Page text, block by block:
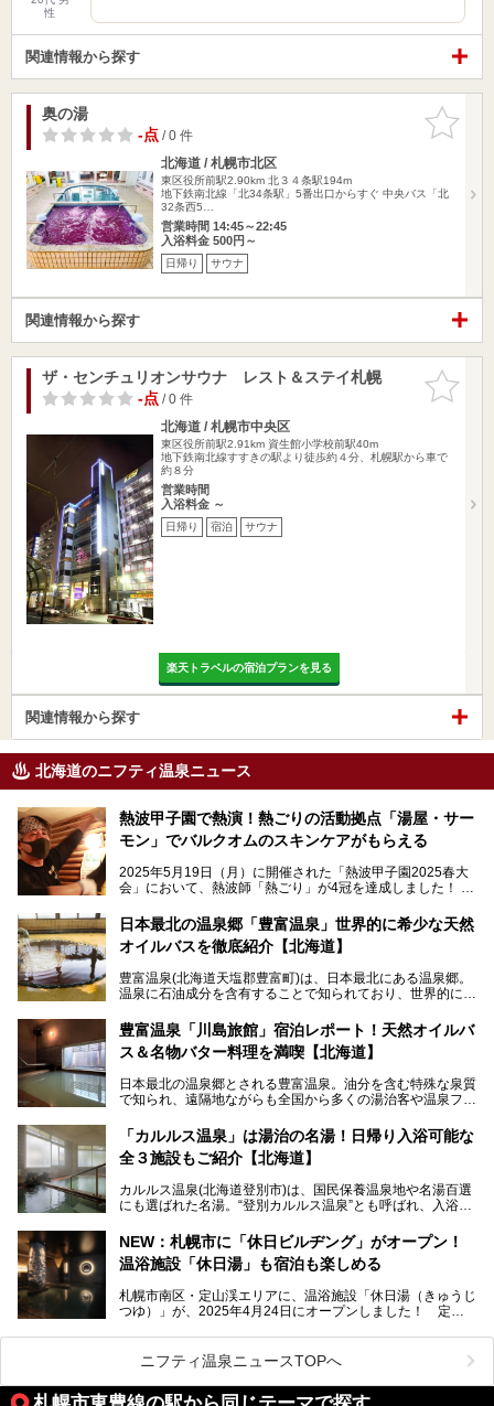
性
関連情報から探す
お気に入
りに追加
奥の湯
-点/ 0 件
北海道 / 札幌市北区
東区役所前駅2.90km 北３４条駅194m
地下鉄南北線「北34条駅」5番出口からすぐ 中央バス「北
32条西5…
営業時間 14:45～22:45
入浴料金 500円～
日帰り サウナ
関連情報から探す
お気に入
りに追加
ザ・センチュリオンサウナ レスト＆ステイ札幌
-点/ 0 件
北海道 / 札幌市中央区
東区役所前駅2.91km 資生館小学校前駅40m
地下鉄南北線すすきの駅より徒歩約４分、札幌駅から車で
約８分
営業時間
入浴料金 ～
日帰り 宿泊 サウナ
楽天トラベルの宿泊プランを見る
関連情報から探す
北海道のニフティ温泉ニュース
熱波甲子園で熱演！熱ごりの活動拠点「湯屋・サー
モン」でバルクオムのスキンケアがもらえる
2025年5月19日（月）に開催された「熱波甲子園2025春大
会」において、熱波師「熱ごり」が4冠を達成しました！
動拠点である北海道の銭湯「湯屋・サーモン」にて、メンズ
スキンケアブランド バルクオムの「ONE DAY KIT」を数量
限定でプレゼントいたします。
で、ぜひお試しください。※6月13日配布開始、なくなり次
第終了
───
提供元：株式会社バルクオム【PR】
この記事は株式会社バルクオム商品のPR記事です。
日本最北の温泉郷「豊富温泉」世界的に希少な天然
オイルバスを徹底紹介【北海道】
豊富温泉(北海道天塩郡豊富町)は、日本最北にある温泉郷。
温泉に石油成分を含有することで知られており、世界的にも
に特効があると言われ、遠隔地ながらも全国から湯治・療養
目的で多くの人々が訪れます。
地体験し、独自の視点で豊富温泉の“天然オイルバス”をレポ
ート。温泉地概要や日帰り入浴施設をはじめ、宿泊施設・ア
豊富温泉「川島旅館」宿泊レポート！天然オイルバ
ス＆名物バター料理を満喫【北海道】
日本最北の温泉郷とされる豊富温泉。油分を含む特殊な泉質
で知られ、遠隔地ながらも全国から多くの湯治客や温泉ファ
「川島旅館」は、豊富温泉の開湯当初から営業する老舗旅
館。とりわけ温泉の良さと名物のバター料理に定評があり、
の温泉や料理をはじめ、パブリックスペース・客室など宿の
全貌を徹底的にご紹介します！
「カルルス温泉」は湯治の名湯！日帰り入浴可能な
全３施設もご紹介【北海道】
カルルス温泉(北海道登別市)は、国民保養温泉地や名湯百選
にも選ばれた名湯。“登別カルルス温泉”とも呼ばれ、入浴剤
豊かな登別温泉とは対照的な存在で、今も湯治場的な要素が
残る閑静な温泉地です。
地体験し、カルルス温泉をご紹介。温泉地の概要や泉質解説
をはじめ、日帰り入浴可能な全３施設の紹介・周辺観光・ア
NEW：札幌市に「休日ビルヂング」がオープン！
温浴施設「休日湯」も宿泊も楽しめる
札幌市南区・定山渓エリアに、温浴施設「休日湯（きゅうじ
つゆ）」が、2025年4月24日にオープンしました！ 定山
この施設は、温泉・サウナの「休日湯」・ラウンジの「THE
LOUNGE DAYOF」・グルメ「休日洋麺店」・ホテル「エク
スクラメーションホテル」で構成された、まさに大人の癒し
空間。
ニフティ温泉ニュースTOPへ